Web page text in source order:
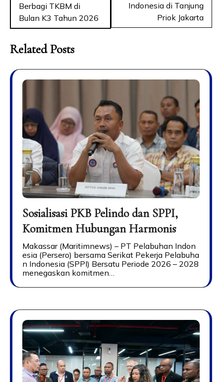
Berbagi TKBM di
Bulan K3 Tahun 2026
Indonesia di Tanjung
Priok Jakarta
Related Posts
Sosialisasi PKB Pelindo dan SPPI,
Komitmen Hubungan Harmonis
Makassar (Maritimnews) – PT Pelabuhan Indon
esia (Persero) bersama Serikat Pekerja Pelabuha
n Indonesia (SPPI) Bersatu Periode 2026 – 2028
menegaskan komitmen…